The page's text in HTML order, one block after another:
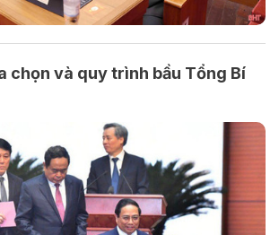
chọn và quy trình bầu Tổng Bí